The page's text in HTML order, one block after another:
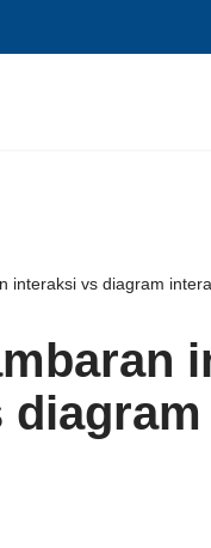
interaksi vs diagram